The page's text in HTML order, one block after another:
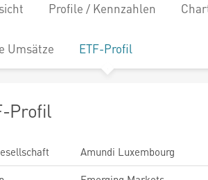
Profile / Kennzahlen
Umsätze ETF-Profil
Profil
Amundi Luxembourg